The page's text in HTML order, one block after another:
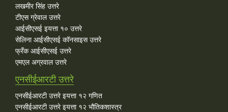
लखमीर सिंह उत्तरे
टीएस ग्रेवाल उत्तरे
आईसीएसई इयत्ता १० उत्तरे
सेलिना आईसीएसई कॉनसाइस उत्तरे
फ्रँक आईसीएसई उत्तरे
एमएल अग्रवाल उत्तरे
एनसीईआरटी उत्तरे
एनसीईआरटी उत्तरे इयत्ता १२ गणित
एनसीईआरटी उत्तरे इयत्ता १२ भौतिकशास्त्र